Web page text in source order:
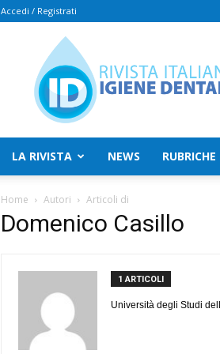
Accedi / Registrati
Rivista
Italiana
Igiene
Dentale
LA RIVISTA NEWS RUBRICHE
Home Autori Articoli di
Domenico Casillo
1 ARTICOLI
Università degli Studi